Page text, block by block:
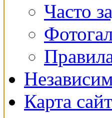
Часто
Карта